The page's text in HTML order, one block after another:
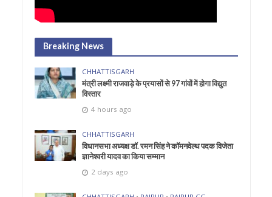
Breaking News
CHHATTISGARH
मंत्री लक्ष्मी राजवाड़े के प्रयासों से 97 गांवों में होगा विद्युत
विस्तार
4 hours ago
CHHATTISGARH
विधानसभा अध्यक्ष डॉ. रमन सिंह ने कॉमनवेल्थ पदक विजेता
ज्ञानेश्वरी यादव का किया सम्मान
2 days ago